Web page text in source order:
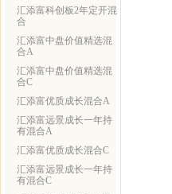
汇添富科创板2年定开混
合
汇添富中盘价值精选混
合A
汇添富中盘价值精选混
合C
汇添富优质成长混合A
汇添富远景成长一年持
有混合A
汇添富优质成长混合C
汇添富远景成长一年持
有混合C